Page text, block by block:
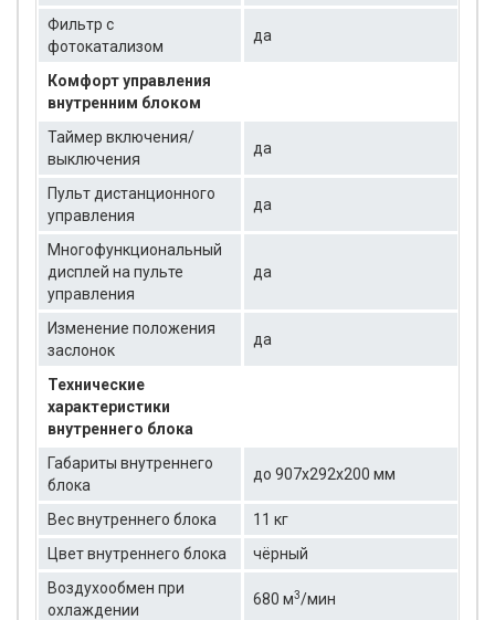
Фильтр с
фотокатализом
да
Комфорт управления
внутренним блоком
Таймер включения/
выключения
да
Пульт дистанционного
управления
да
Многофункциональный
дисплей на пульте
управления
да
Изменение положения
заслонок
да
Технические
характеристики
внутреннего блока
Габариты внутреннего
блока
до 907x292x200 мм
Вес внутреннего блока
11 кг
Цвет внутреннего блока
чёрный
Воздухообмен при
охлаждении
680 м3/мин